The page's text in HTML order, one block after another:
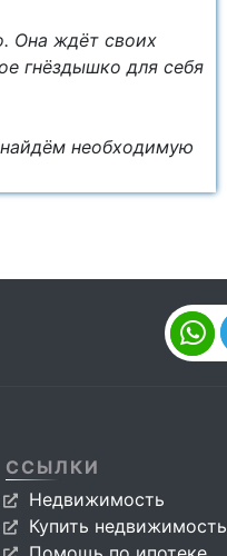
Она ждёт своих
гнёздышко для себя
необходимую
ССЫЛКИ
Недвижимость
Купить недвижимость